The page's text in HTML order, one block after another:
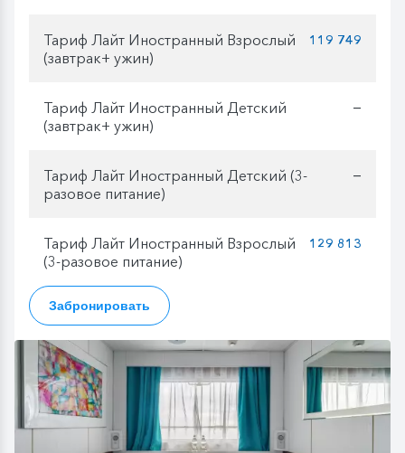
Тариф Лайт Иностранный Взрослый
(завтрак+ ужин)
119 749
Тариф Лайт Иностранный Детский
(завтрак+ ужин)
—
Тариф Лайт Иностранный Детский (3-
разовое питание)
—
Тариф Лайт Иностранный Взрослый
(3-разовое питание)
129 813
Забронировать